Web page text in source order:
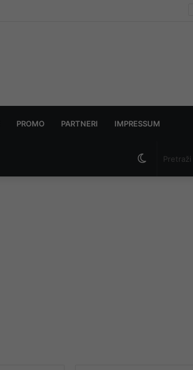
PROMO PARTNERI IMPRESSUM
Switch